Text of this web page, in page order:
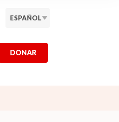
ESPAÑOL
DONAR